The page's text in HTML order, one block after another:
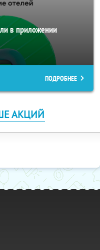
в приложении
ПОДРОБНЕЕ
АКЦИЙ